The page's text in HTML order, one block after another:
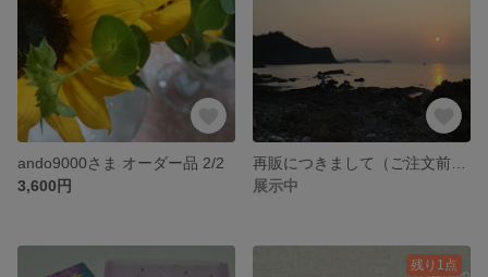
ando9000さま オーダー品 2/2
3,600円
展示中
残り1点